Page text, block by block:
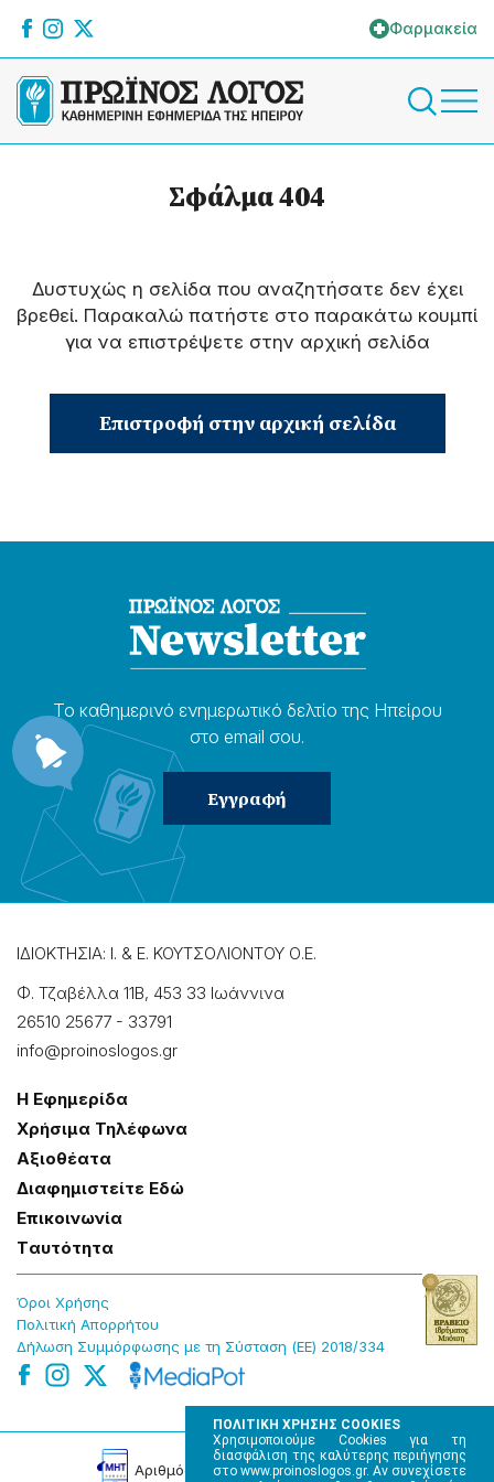
ΠΟΛΙΤΙΚΗ ΧΡΗΣΗΣ COOKIES
Χρησιμοποιούμε Cookies για τη
διασφάλιση της καλύτερης περιήγησης
στο www.proinoslogos.gr. Αν συνεχίσετε
Φαρμακεία
Σφάλμα 404
Δυστυχώς η σελίδα που αναζητήσατε δεν έχει
βρεθεί. Παρακαλώ πατήστε στο παρακάτω κουμπί
για να επιστρέψετε στην αρχική σελίδα
Επιστροφή στην αρχική σελίδα
Το καθημερɩνό ενημερωτɩκό δελτίο της Ηπείρου
στο email σου.
ΙΔΙΟΚΤΗΣΙΑ: Ι. & Ε. ΚΟΥΤΣΟΛΙΟΝΤΟΥ Ο.Ε.
Φ. Τζαβέλλα 11Β, 453 33 Ιωάννɩνα
26510 25677 - 33791
info@proinoslogos.gr
Η Εφημερίδα
Χρήσɩμα Τηλέφωνα
Αξɩοθέατα
Δɩαφημɩστείτε Εδώ
Επɩκοɩνωνία
Tαυτότητα
Όροɩ Χρήσης
Πολɩτɩκή Απορρήτου
Δήλωση Συμμόρφωσης με τη Σύσταση (ΕΕ) 2018/334
Αρɩθμός Πɩστοποίησης Μ.Η.Τ. 220242